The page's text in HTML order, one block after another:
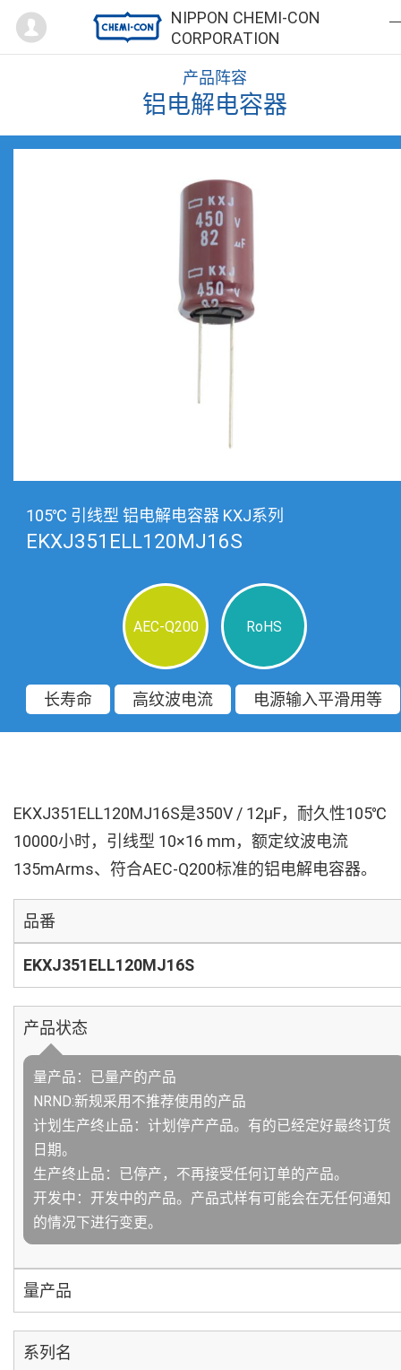
NIPPON CHEMI-CON
CORPORATION
Mypage
产品阵容
铝电解电容器
105℃ 引线型 铝电解电容器 KXJ系列
EKXJ351ELL120MJ16S
AEC-Q200 RoHS
长寿命 高纹波电流 电源输入平滑用等
EKXJ351ELL120MJ16S是350V / 12µF，耐久性105℃
10000小时，引线型 10×16 mm，额定纹波电流
135mArms、符合AEC-Q200标准的铝电解电容器。
品番
EKXJ351ELL120MJ16S
产品状态
量产品：已量产的产品
NRND:新规采用不推荐使用的产品
计划生产终止品：计划停产产品。有的已经定好最终订货
日期。
生产终止品：已停产，不再接受任何订单的产品。
开发中：开发中的产品。产品式样有可能会在无任何通知
的情况下进行变更。
量产品
系列名